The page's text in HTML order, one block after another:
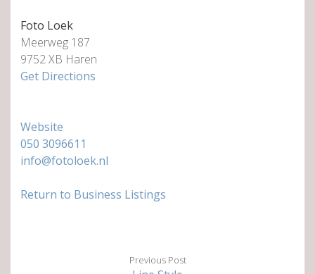
Foto Loek
Meerweg 187
9752 XB Haren
Get Directions
Website
050 3096611
info@fotoloek.nl
Return to Business Listings
Previous Post